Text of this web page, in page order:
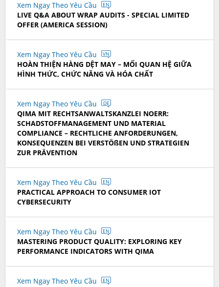
Xem Ngay Theo Yêu Cầu EN
LIVE Q&A ABOUT WRAP AUDITS - SPECIAL LIMITED
OFFER (AMERICA SESSION)
Xem Ngay Theo Yêu Cầu VN
HOÀN THIỆN HÀNG DỆT MAY – MỐI QUAN HỆ GIỮA
HÌNH THỨC, CHỨC NĂNG VÀ HÓA CHẤT
Xem Ngay Theo Yêu Cầu DE
QIMA MIT RECHTSANWALTSKANZLEI NOERR:
SCHADSTOFFMANAGEMENT UND MATERIAL
COMPLIANCE – RECHTLICHE ANFORDERUNGEN,
KONSEQUENZEN BEI VERSTÖßEN UND STRATEGIEN
ZUR PRÄVENTION
Xem Ngay Theo Yêu Cầu EN
PRACTICAL APPROACH TO CONSUMER IOT
CYBERSECURITY
Xem Ngay Theo Yêu Cầu EN
MASTERING PRODUCT QUALITY: EXPLORING KEY
PERFORMANCE INDICATORS WITH QIMA
Xem Ngay Theo Yêu Cầu EN